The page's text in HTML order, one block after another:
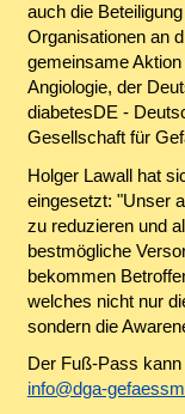
auch die
Organisationen an
gemeinsame
Angiologie, der
diabetesDE -
Gesellschaft für
Holger Lawall hat
eingesetzt: "Unser
zu reduzieren und
bestmögliche
bekommen
welches nicht nur
sondern die
Der Fuß-Pass
info@dga-